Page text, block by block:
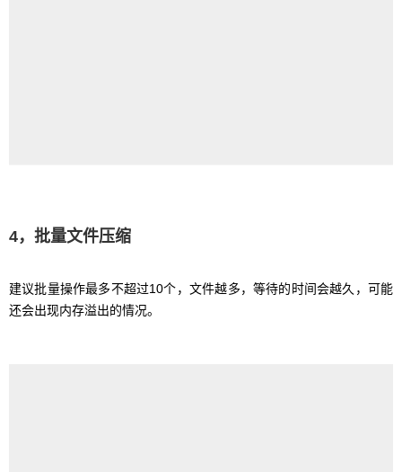
4，批量文件压缩
建议批量操作最多不超过10个，文件越多，等待的时间会越久，可能
还会出现内存溢出的情况。